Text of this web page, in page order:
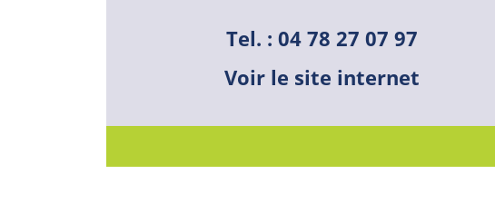
Tel. : 04 78 27 07 97
Voir le site internet